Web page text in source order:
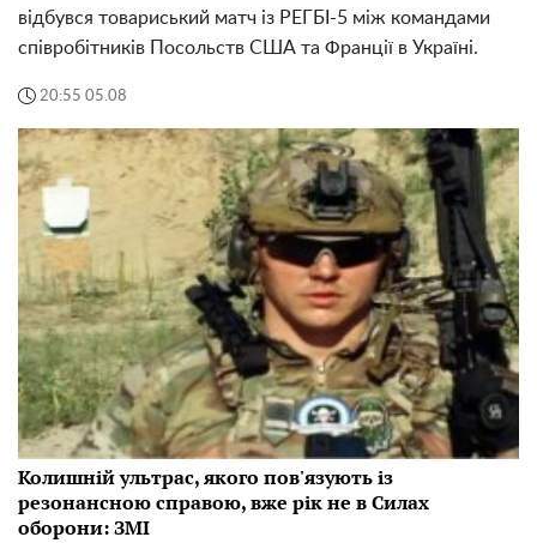
відбувся товариський матч із РЕГБІ-5 між командами
співробітників Посольств США та Франції в Україні.
20:55 05.08
Колишній ультрас, якого пов'язують із
резонансною справою, вже рік не в Силах
оборони: ЗМІ